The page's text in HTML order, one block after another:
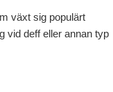
växt sig populärt
vid deff eller annan typ